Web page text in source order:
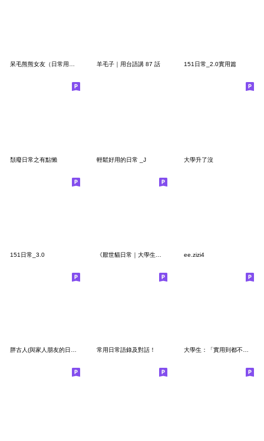
呆毛熊熊女友（日常用語有字版） 羊毛子｜用台語講 87 話 151日常_2.0實用篇
頹廢日常之有點懶 輕鬆好用的日常 _J 大學升了沒
151日常_3.0 ee.zizi4
胖古人(與家人朋友的日常對話) 常用日常語錄及對話！ 大學生：「實用到都不用打字！」